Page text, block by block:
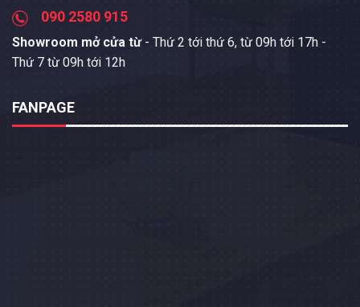
090 2580 915
Showroom mở cửa từ - Thứ 2 tới thứ 6, từ 09h tới 17h -
Thứ 7 từ 09h tới 12h
FANPAGE